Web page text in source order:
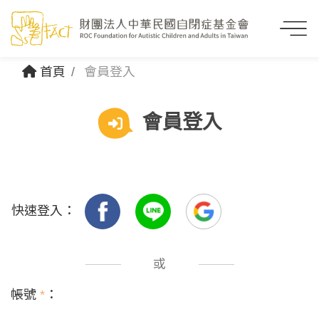
首頁 會員登入
會員登入
快速登入：
或
帳號 * ：